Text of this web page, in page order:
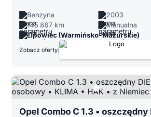
Benzyna
2003
145 867 km
Manualna
Lipowiec (Warmińsko-Mazurskie)
Zobacz oferty: